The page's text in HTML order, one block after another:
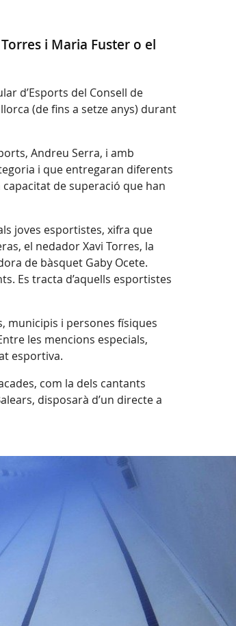
i Maria Fuster o el
d’Esports del Consell de
(de fins a setze anys) durant
Andreu Serra, i amb
i que entregaran diferents
de superació que han
joves esportistes, xifra que
el nedador Xavi Torres, la
de bàsquet Gaby Ocete.
Es tracta d’aquells esportistes
municipis i persones físiques
les mencions especials,
esportiva.
com la dels cantants
disposarà d’un directe a